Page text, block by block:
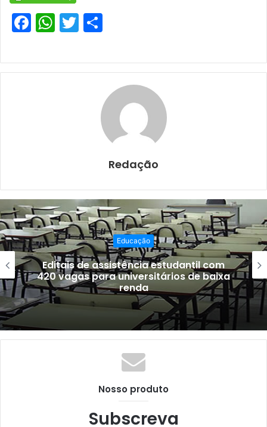
F
c
e
W
at
s
T
itt
er
ar
e
Redação
Educação
Editais de assistência estudantil com
420 vagas para universitários de baixa
renda
Nosso produto
Subscreva